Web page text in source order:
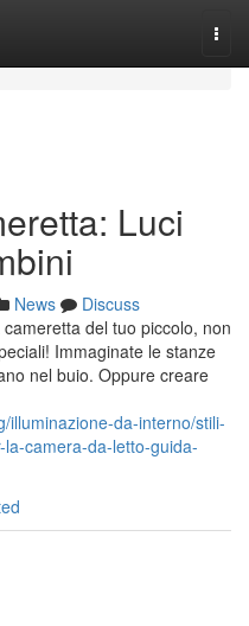
Luci
News
Discuss
del tuo piccolo, non
Immaginate le stanze
nel buio. Oppure creare
illuminazione-da-interno/stili-
camera-da-letto-guida-